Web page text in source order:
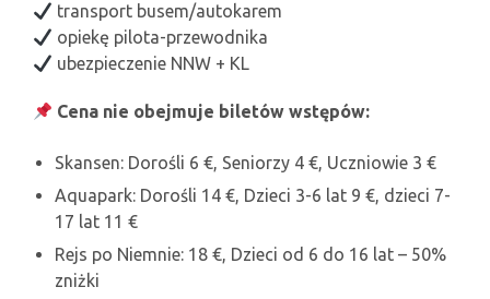
transport busem/autokarem
opiekę pilota-przewodnika
ubezpieczenie NNW + KL
Cena nie obejmuje biletów wstępów:
Skansen: Dorośli 6 €, Seniorzy 4 €, Uczniowie 3 €
Aquapark: Dorośli 14 €, Dzieci 3-6 lat 9 €, dzieci 7-
17 lat 11 €
Rejs po Niemnie: 18 €, Dzieci od 6 do 16 lat – 50%
zniżki